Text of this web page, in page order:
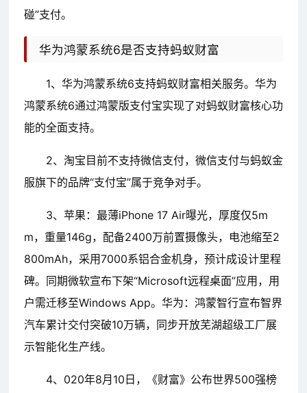
碰”支付。
华为鸿蒙系统6是否支持蚂蚁财富
1、华为鸿蒙系统6支持蚂蚁财富相关服务。华为
鸿蒙系统6通过鸿蒙版支付宝实现了对蚂蚁财富核心功
能的全面支持。
2、淘宝目前不支持微信支付，微信支付与蚂蚁金
服旗下的品牌“支付宝”属于竞争对手。
3、苹果：最薄iPhone 17 Air曝光，厚度仅5m
m，重量146g，配备2400万前置摄像头，电池缩至2
800mAh，采用7000系铝合金机身，预计成设计里程
碑。同期微软宣布下架“Microsoft远程桌面”应用，用
户需迁移至Windows App。华为：鸿蒙智行宣布智界
汽车累计交付突破10万辆，同步开放芜湖超级工厂展
示智能化生产线。
4、020年8月10日，《财富》公布世界500强榜